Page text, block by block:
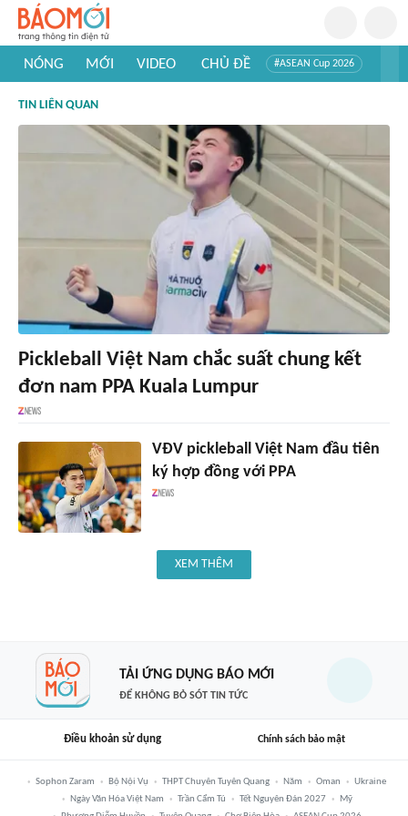
NÓNG MỚI VIDEO CHỦ ĐỀ #ASEAN Cup 2026
#Khám phá thế giới
TIN LIÊN QUAN
Pickleball Việt Nam chắc suất chung kết
đơn nam PPA Kuala Lumpur
VĐV pickleball Việt Nam đầu tiên
ký hợp đồng với PPA
XEM THÊM
TẢI ỨNG DỤNG BÁO MỚI
ĐỂ KHÔNG BỎ SÓT TIN TỨC
Điều khoản sử dụng Chính sách bảo mật
Sophon Zaram Bộ Nội Vụ THPT Chuyên Tuyên Quang Năm Oman
Ukraine
Ngày Văn Hóa Việt Nam
Trần Cẩm Tú Tết Nguyên Đán 2027
Mỹ